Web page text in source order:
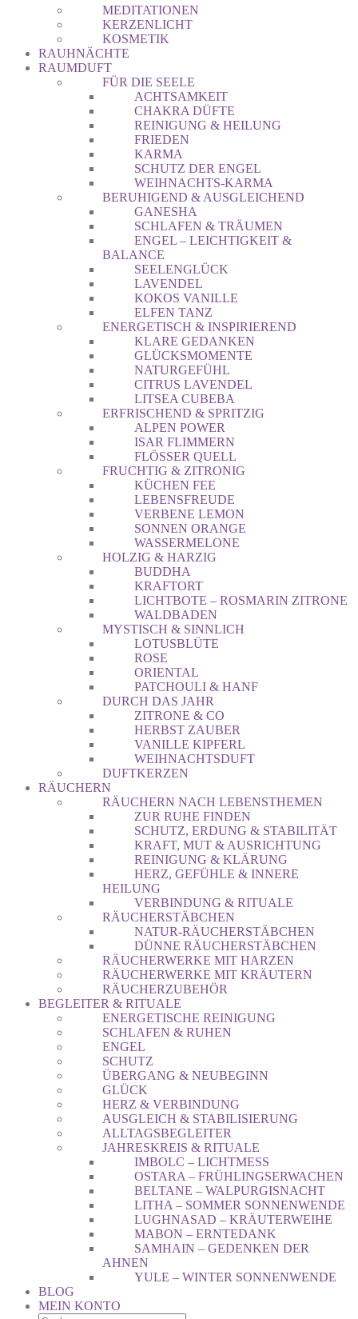
MEDITATIONEN
KERZENLICHT
KOSMETIK
RAUHNÄCHTE
RAUMDUFT
FÜR DIE SEELE
ACHTSAMKEIT
CHAKRA DÜFTE
REINIGUNG & HEILUNG
FRIEDEN
KARMA
SCHUTZ DER ENGEL
WEIHNACHTS-KARMA
BERUHIGEND & AUSGLEICHEND
GANESHA
SCHLAFEN & TRÄUMEN
ENGEL – LEICHTIGKEIT &
BALANCE
SEELENGLÜCK
LAVENDEL
KOKOS VANILLE
ELFEN TANZ
ENERGETISCH & INSPIRIEREND
KLARE GEDANKEN
GLÜCKSMOMENTE
NATURGEFÜHL
CITRUS LAVENDEL
LITSEA CUBEBA
ERFRISCHEND & SPRITZIG
ALPEN POWER
ISAR FLIMMERN
FLÖSSER QUELL
FRUCHTIG & ZITRONIG
KÜCHEN FEE
LEBENSFREUDE
VERBENE LEMON
SONNEN ORANGE
WASSERMELONE
HOLZIG & HARZIG
BUDDHA
KRAFTORT
LICHTBOTE – ROSMARIN ZITRONE
WALDBADEN
MYSTISCH & SINNLICH
LOTUSBLÜTE
ROSE
ORIENTAL
PATCHOULI & HANF
DURCH DAS JAHR
ZITRONE & CO
HERBST ZAUBER
VANILLE KIPFERL
WEIHNACHTSDUFT
DUFTKERZEN
RÄUCHERN
RÄUCHERN NACH LEBENSTHEMEN
ZUR RUHE FINDEN
SCHUTZ, ERDUNG & STABILITÄT
KRAFT, MUT & AUSRICHTUNG
REINIGUNG & KLÄRUNG
HERZ, GEFÜHLE & INNERE
HEILUNG
VERBINDUNG & RITUALE
RÄUCHERSTÄBCHEN
NATUR-RÄUCHERSTÄBCHEN
DÜNNE RÄUCHERSTÄBCHEN
RÄUCHERWERKE MIT HARZEN
RÄUCHERWERKE MIT KRÄUTERN
RÄUCHERZUBEHÖR
BEGLEITER & RITUALE
ENERGETISCHE REINIGUNG
SCHLAFEN & RUHEN
ENGEL
SCHUTZ
ÜBERGANG & NEUBEGINN
GLÜCK
HERZ & VERBINDUNG
AUSGLEICH & STABILISIERUNG
ALLTAGSBEGLEITER
JAHRESKREIS & RITUALE
IMBOLC – LICHTMESS
OSTARA – FRÜHLINGSERWACHEN
BELTANE – WALPURGISNACHT
LITHA – SOMMER SONNENWENDE
LUGHNASAD – KRÄUTERWEIHE
MABON – ERNTEDANK
SAMHAIN – GEDENKEN DER
AHNEN
YULE – WINTER SONNENWENDE
BLOG
MEIN KONTO